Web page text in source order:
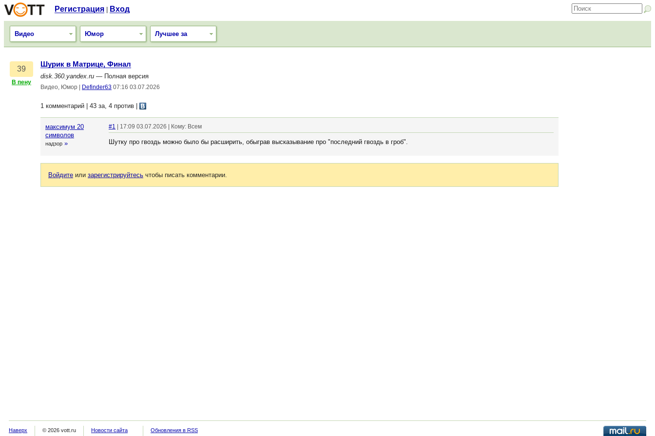
Регистрация Вход
Видео Юмор Лучшее за
39
В пену
Шурик в Матрице, Финал
disk.360.yandex.ru — Полная версия
Видео, Юмор Definder63 07:16 03.07.2026
1 комментарий | 43 за, 4 против
максимум 20
символов
надзор »
#1 | 17:09 03.07.2026 | Кому: Всем
Шутку про гвоздь можно было бы расширить, обыграв высказывание про "последний гвоздь в гроб".
Войдите или зарегистрируйтесь чтобы писать комментарии.
Наверх © 2026 vott.ru Новости сайта Обновления в RSS